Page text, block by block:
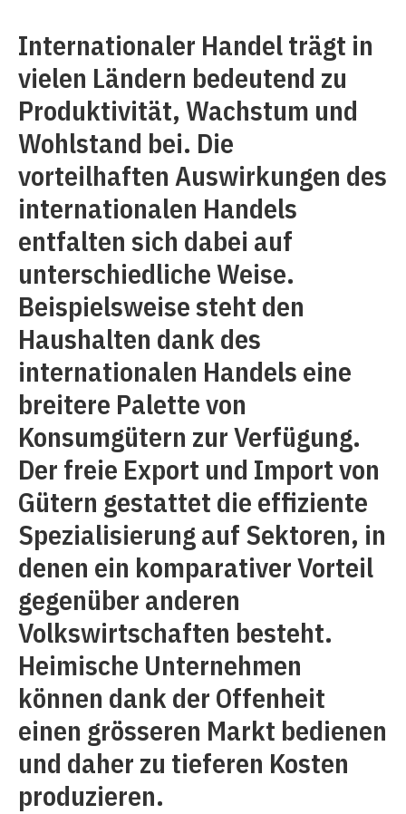
Internationaler Handel trägt in
vielen Ländern bedeutend zu
Produktivität, Wachstum und
Wohlstand bei. Die
vorteilhaften Auswirkungen des
internationalen Handels
entfalten sich dabei auf
unterschiedliche Weise.
Beispielsweise steht den
Haushalten dank des
internationalen Handels eine
breitere Palette von
Konsumgütern zur Verfügung.
Der freie Export und Import von
Gütern gestattet die effiziente
Spezialisierung auf Sektoren, in
denen ein komparativer Vorteil
gegenüber anderen
Volkswirtschaften besteht.
Heimische Unternehmen
können dank der Offenheit
einen grösseren Markt bedienen
und daher zu tieferen Kosten
produzieren.